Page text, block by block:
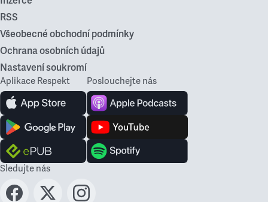
RSS
Všeobecné obchodní podmínky
Ochrana osobních údajů
Nastavení soukromí
Aplikace Respekt Poslouchejte nás
Sledujte nás